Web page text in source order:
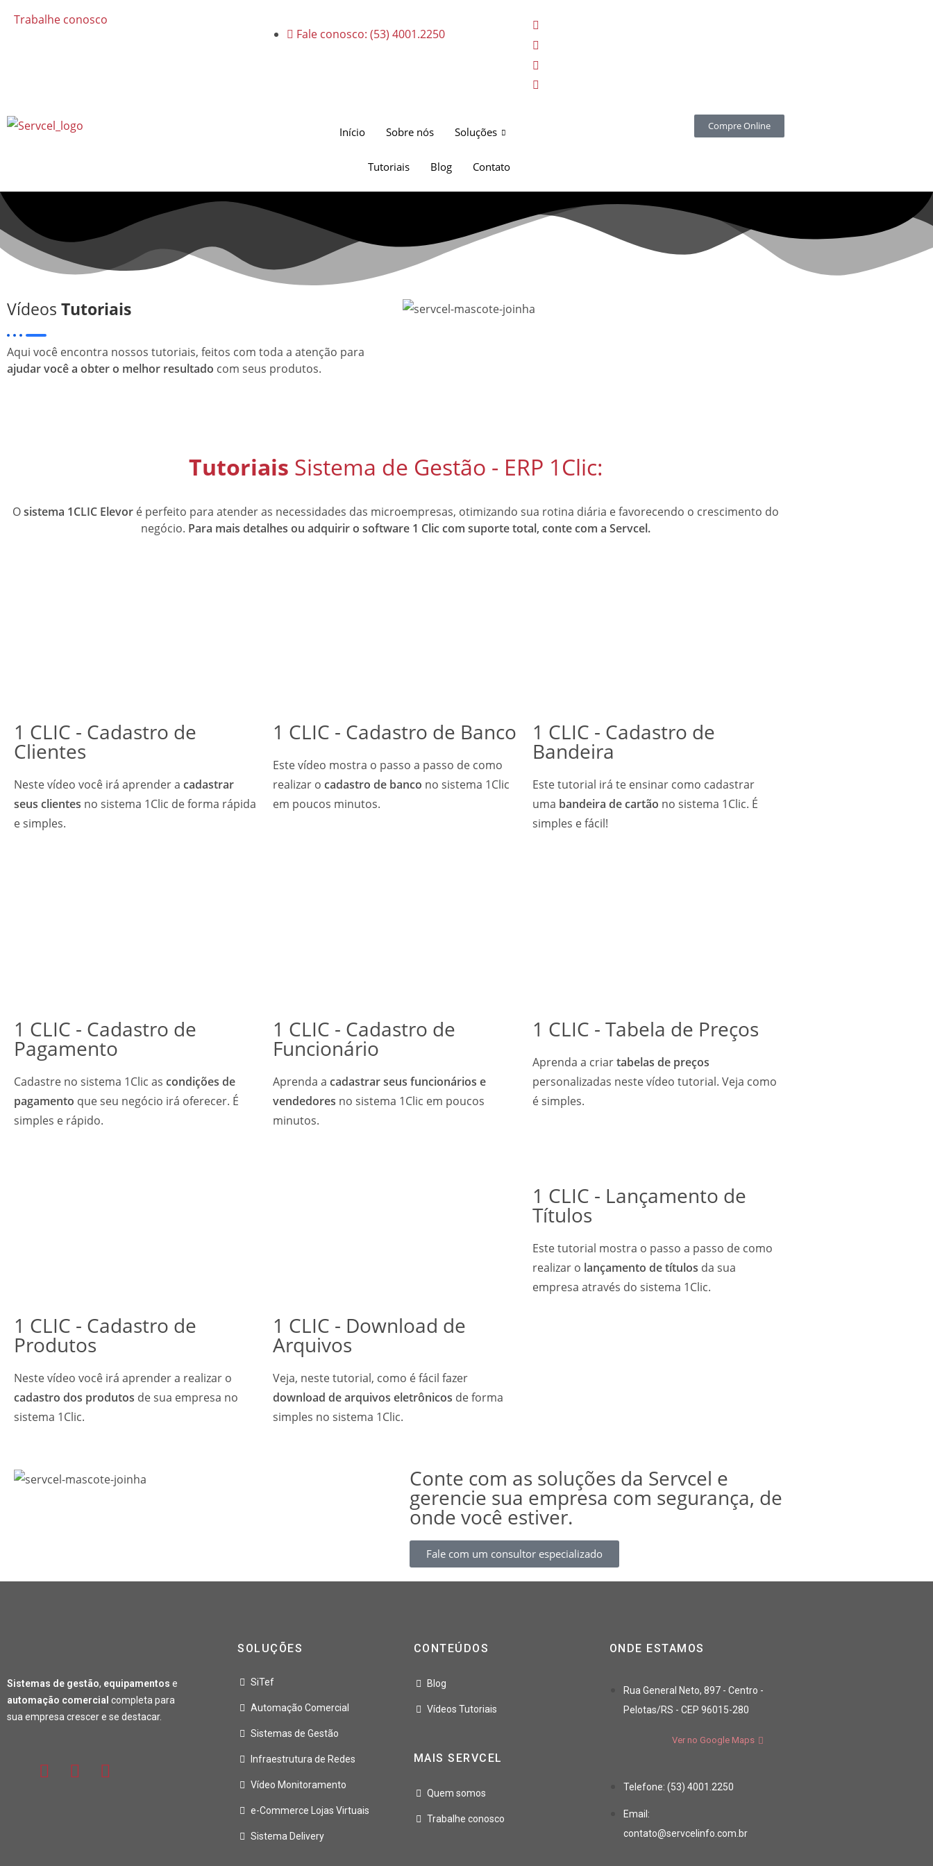
Trabalhe conosco
Fale conosco: (53) 4001.2250
Início Sobre nós Soluções
Tutoriais Blog Contato
Compre Online
Vídeos Tutoriais
Aqui você encontra nossos tutoriais, feitos com toda a atenção para
ajudar você a obter o melhor resultado com seus produtos.
Tutoriais Sistema de Gestão - ERP 1Clic:
Osistema 1CLIC Elevor é perfeito para atender as necessidades das microempresas, otimizando sua rotina diária e favorecendo o crescimento do
negócio. Para mais detalhes ou adquirir o software 1 Clic com suporte total, conte com a Servcel.
1 CLIC - Cadastro de
Clientes
Neste vídeo você irá aprender a cadastrar
seus clientes no sistema 1Clic de forma rápida
e simples.
1 CLIC - Cadastro de Banco
Este vídeo mostra o passo a passo de como
realizar o cadastro de banco no sistema 1Clic
em poucos minutos.
1 CLIC - Cadastro de
Bandeira
Este tutorial irá te ensinar como cadastrar
uma bandeira de cartão no sistema 1Clic. É
simples e fácil!
1 CLIC - Cadastro de
Pagamento
Cadastre no sistema 1Clic as condições de
pagamento que seu negócio irá oferecer. É
simples e rápido.
1 CLIC - Cadastro de
Funcionário
Aprenda acadastrar seus funcionários e
vendedores no sistema 1Clic em poucos
minutos.
1 CLIC - Tabela de Preços
Aprenda a criartabelas de preços
personalizadas neste vídeo tutorial. Veja como
é simples.
1 CLIC - Cadastro de
Produtos
Neste vídeo você irá aprender a realizar o
cadastro dos produtos de sua empresa no
sistema 1Clic.
1 CLIC - Download de
Arquivos
Veja, neste tutorial, como é fácil fazer
download de arquivos eletrônicos de forma
simples no sistema 1Clic.
1 CLIC - Lançamento de
Títulos
Este tutorial mostra o passo a passo de como
realizar o lançamento de títulos da sua
empresa através do sistema 1Clic.
Conte com as soluções da Servcel e
gerencie sua empresa com segurança, de
onde você estiver.
Fale com um consultor especializado
Sistemas de gestão, equipamentos e
automação comercial completa para
sua empresa crescer e se destacar.
SOLUÇÕES
SiTef
Automação Comercial
Sistemas de Gestão
Infraestrutura de Redes
Vídeo Monitoramento
e-Commerce Lojas Virtuais
Sistema Delivery
CONTEÚDOS
Blog
Vídeos Tutoriais
MAIS SERVCEL
Quem somos
Trabalhe conosco
ONDE ESTAMOS
Rua General Neto, 897 - Centro -
Pelotas/RS - CEP 96015-280
Ver no Google Maps
Telefone: (53) 4001.2250
Email:
contato@servcelinfo.com.br